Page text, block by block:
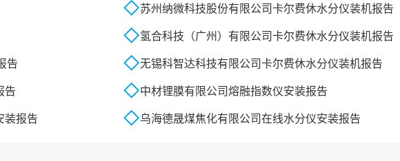
苏州纳微科技股份有限公司卡尔费休水分仪装机报告
氢合科技（广州）有限公司卡尔费休水分仪装机报告
告
无锡科智达科技有限公司卡尔费休水分仪装机报告
告
中材锂膜有限公司熔融指数仪安装报告
装报告
乌海德晟煤焦化有限公司在线水分仪安装报告